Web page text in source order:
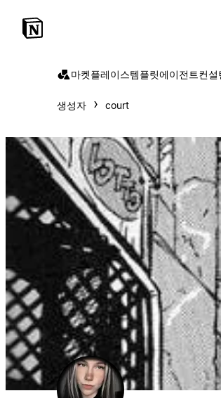
마켓플레이스템플릿에이전트컨설
생성자 court